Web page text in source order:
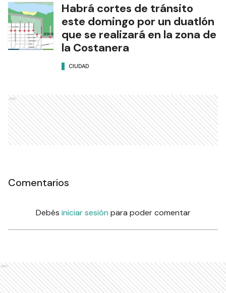
Habrá cortes de tránsito
este domingo por un duatlón
que se realizará en la zona de
la Costanera
CIUDAD
Ads
Comentarios
Debés iniciar sesión para poder comentar
Ads